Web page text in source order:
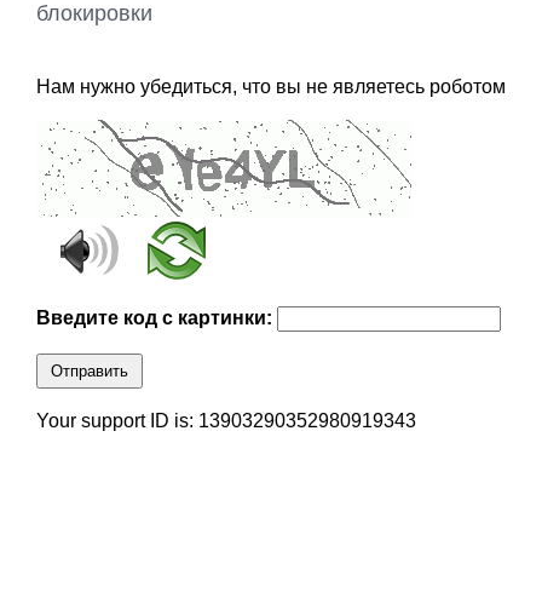
блокировки
Нам нужно убедиться, что вы не являетесь роботом
Введите код с картинки:
Отправить
Your support ID is: 13903290352980919343